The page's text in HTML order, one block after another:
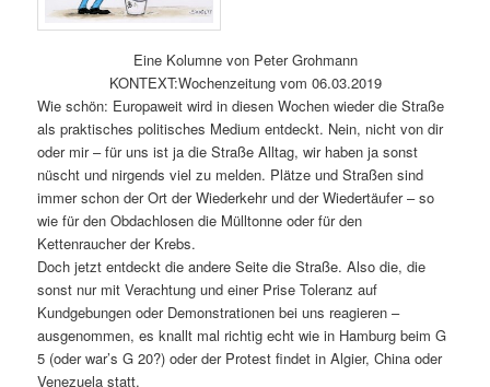
Eine Kolumne von Peter Grohmann
KONTEXT:Wochenzeitung vom 06.03.2019
Wie schön: Europaweit wird in diesen Wochen wieder die Straße
als praktisches politisches Medium entdeckt. Nein, nicht von dir
oder mir – für uns ist ja die Straße Alltag, wir haben ja sonst
nüscht und nirgends viel zu melden. Plätze und Straßen sind
immer schon der Ort der Wiederkehr und der Wiedertäufer – so
wie für den Obdachlosen die Mülltonne oder für den
Kettenraucher der Krebs.
Doch jetzt entdeckt die andere Seite die Straße. Also die, die
sonst nur mit Verachtung und einer Prise Toleranz auf
Kundgebungen oder Demonstrationen bei uns reagieren –
ausgenommen, es knallt mal richtig echt wie in Hamburg beim G
5 (oder war’s G 20?) oder der Protest findet in Algier, China oder
Venezuela statt.